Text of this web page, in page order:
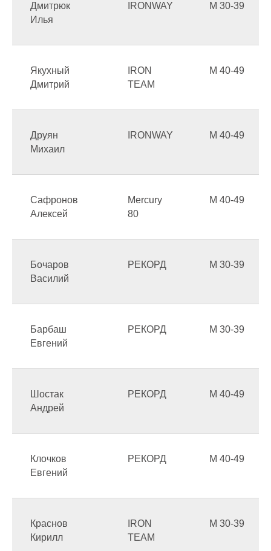
Дмитрюк
Илья
IRONWAY М 30-39
Якухный
Дмитрий
IRON
TEAM
М 40-49
Друян
Михаил
IRONWAY М 40-49
Сафронов
Алексей
Mercury
80
М 40-49
Бочаров
Василий
РЕКОРД М 30-39
Барбаш
Евгений
РЕКОРД М 30-39
Шостак
Андрей
РЕКОРД М 40-49
Клочков
Евгений
РЕКОРД М 40-49
Краснов
Кирилл
IRON
TEAM
М 30-39